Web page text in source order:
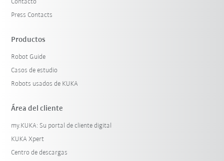
Contacto
Press Contacts
Productos
Robot Guide
Casos de estudio
Robots usados de KUKA
Área del cliente
my.KUKA: Su portal de cliente digital
KUKA Xpert
Centro de descargas